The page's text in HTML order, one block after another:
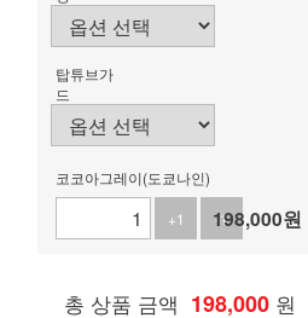
탑튜브가
드
코코아그레이(도쿄나인)
+1
-1
198,000원
총 상품 금액 198,000 원